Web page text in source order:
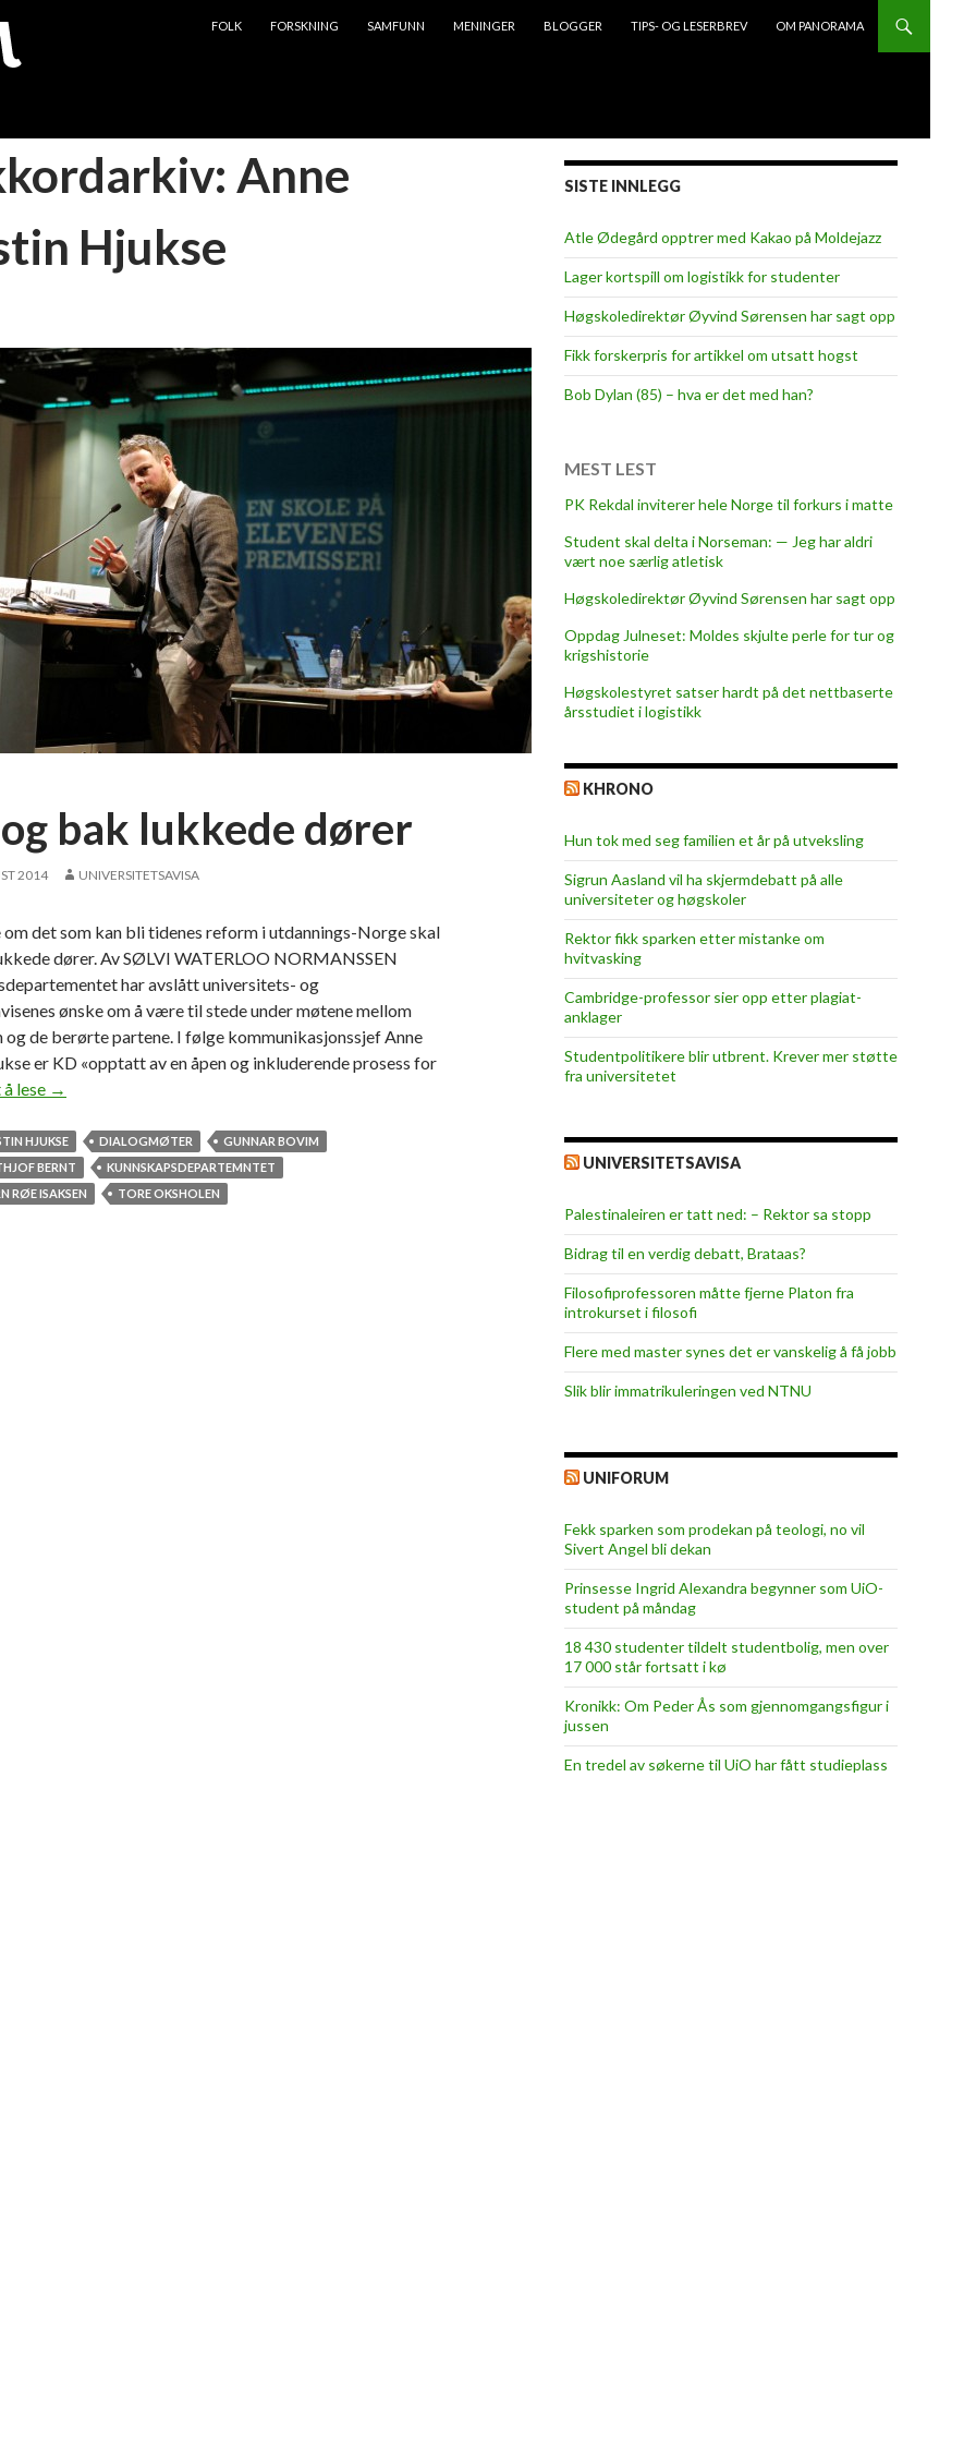
FOLK
FORSKNING SAMFUNN MENINGER BLOGGER TIPS- OG LESERBREV OM PANORAMA
Anne
Hjukse
bak lukkede dører
2014 UNIVERSITETSAVISA
om det som kan bli tidenes reform i utdannings-Norge skal
dører. Av SØLVI WATERLOO NORMANSSEN
har avslått universitets- og
ønske om å være til stede under møtene mellom
og de berørte partene. I følge kommunikasjonssjef Anne
er KD «opptatt av en åpen og inkluderende prosess for
lese D
a
l
o
→
HJUKSE DIALOGMØTER
GUNNAR BOVIM
BERNT
KUNNSKAPSDEPARTEMNTET
RØE ISAKSEN
TORE OKSHOLEN
SISTE INNLEGG
Atle Ødegård opptrer med Kakao på Moldejazz
Lager kortspill om logistikk for studenter
Høgskoledirektør Øyvind Sørensen har sagt opp
Fikk forskerpris for artikkel om utsatt hogst
Bob Dylan (85) – hva er det med han?
MEST LEST
PK Rekdal inviterer hele Norge til forkurs i matte
Student skal delta i Norseman: — Jeg har aldri
vært noe særlig atletisk
Høgskoledirektør Øyvind Sørensen har sagt opp
Oppdag Julneset: Moldes skjulte perle for tur og
krigshistorie
Høgskolestyret satser hardt på det nettbaserte
årsstudiet i logistikk
KHRONO
Hun tok med seg familien et år på utveksling
Sigrun Aasland vil ha skjerm­debatt på alle
universiteter og høgskoler
Rektor fikk sparken etter mistanke om
hvitvasking
Cambridge-professor sier opp etter plagiat-
anklager
Studentpolitikere blir utbrent. Krever mer støtte
fra universitetet
UNIVERSITETSAVISA
Palestinaleiren er tatt ned: – Rektor sa stopp
Bidrag til en verdig debatt, Brataas?
Filosofiprofessoren måtte fjerne Platon fra
introkurset i filosofi
Flere med master synes det er vanskelig å få jobb
Slik blir immatrikuleringen ved NTNU
UNIFORUM
Fekk sparken som prodekan på teologi, no vil
Sivert Angel bli dekan
Prinsesse Ingrid Alexandra begynner som UiO-
student på måndag
18 430 studenter tildelt studentbolig, men over
17 000 står fortsatt i kø
Kronikk: Om Peder Ås som gjennomgangsfigur i
jussen
En tredel av søkerne til UiO har fått studieplass